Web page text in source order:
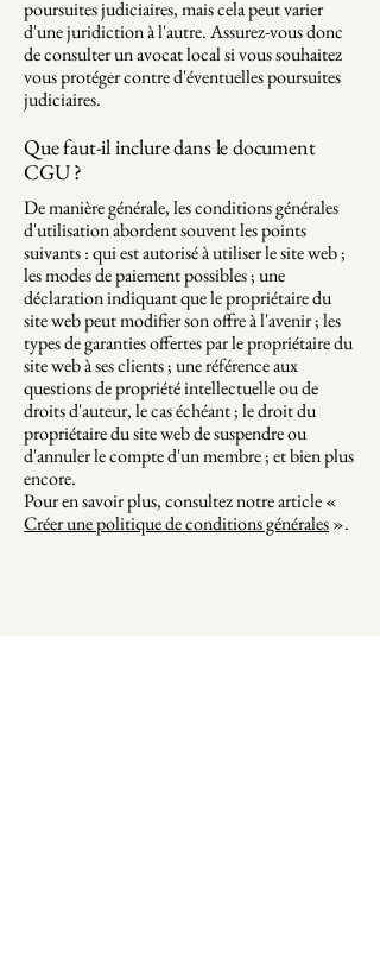
poursuites judiciaires, mais cela peut varier
d'une juridiction à l'autre. Assurez-vous donc
de consulter un avocat local si vous souhaitez
vous protéger contre d'éventuelles poursuites
judiciaires.
Que faut-il inclure dans le document
CGU ?
De manière générale, les conditions générales
d'utilisation abordent souvent les points
suivants : qui est autorisé à utiliser le site web ;
les modes de paiement possibles ; une
déclaration indiquant que le propriétaire du
site web peut modifier son offre à l'avenir ; les
types de garanties offertes par le propriétaire du
site web à ses clients ; une référence aux
questions de propriété intellectuelle ou de
droits d'auteur, le cas échéant ; le droit du
propriétaire du site web de suspendre ou
d'annuler le compte d'un membre ; et bien plus
encore.
Pour en savoir plus, consultez notre article «
Créer une politique de conditions générales».